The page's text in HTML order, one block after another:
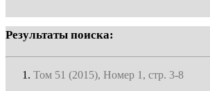
Результаты поиска:
Том 51 (2015), Номер 1, стр. 3-8